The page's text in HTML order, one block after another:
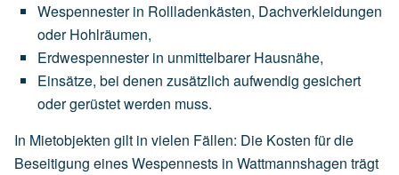
Wespennester in Rollladenkästen, Dachverkleidungen
oder Hohlräumen,
Erdwespennester in unmittelbarer Hausnähe,
Einsätze, bei denen zusätzlich aufwendig gesichert
odergerüstetwerden muss.
In Mietobjekten gilt in vielen Fällen: Die Kosten für die
Beseitigung eines Wespennests in Wattmannshagen trägt